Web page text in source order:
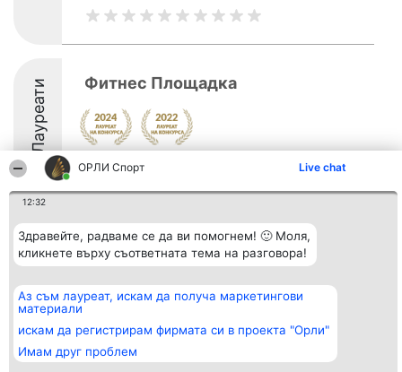
ОРЛИ Спорт Live chat
12:32
Здравейте, радваме се да ви помогнем! 🙂 Моля,
кликнете върху съответната тема на разговора!
Аз съм лауреат, искам да получа маркетингови
материали
искам да регистрирам фирмата си в проекта "Орли"
Имам друг проблем
Лауреати Фитнес Площадка
Организатор на
класиране
Beautiful Company S.R.L.
Sus Nr. 2, Bl. A30, Sc. A, Et.
4, Ap. 13
București 53-238
CUI 36737675
Класация
Списък на
победители
Правила
Политика за
Контакти